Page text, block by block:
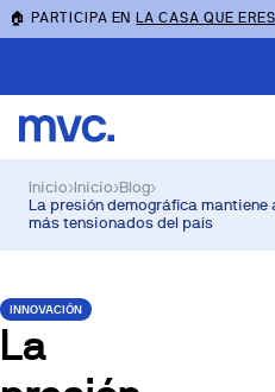
🏠 PARTICIPA ENLA CASA QUE ERES
Inicio›Inicio›Blog›
La presión demográfica
más tensionados del país
INNOVACIÓN
La